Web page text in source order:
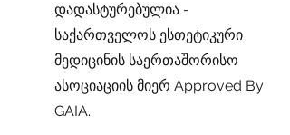
დადასტურებულია -
საქართველოს ესთეტიკური
მედიცინის საერთაშორისო
ასოციაციის მიერ Approved By
GAIA.